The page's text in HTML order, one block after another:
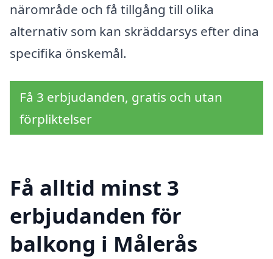
närområde och få tillgång till olika
alternativ som kan skräddarsys efter dina
specifika önskemål.
Få 3 erbjudanden, gratis och utan
förpliktelser
Få alltid minst 3
erbjudanden för
balkong i Målerås